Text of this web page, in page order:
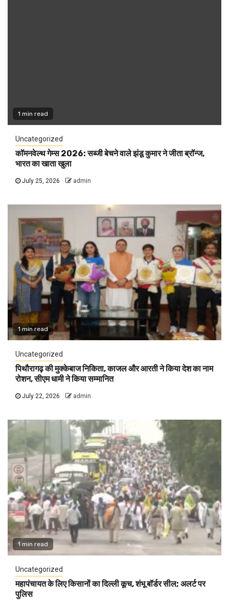
1 min read
Uncategorized
कॉमनवेल्थ गेम्स 2026: सब्जी बेचने वाले झंडू कुमार ने जीता ब्रॉन्ज,
भारत का खाता खुला
July 25, 2026 admin
1 min read
Uncategorized
पिथौरागढ़ की मुक्केबाज निकिता, काजल और आरती ने किया देश का नाम
रोशन, सीएम धामी ने किया सम्मानित
July 22, 2026 admin
1 min read
Uncategorized
महापंचायत के लिए किसानों का दिल्ली कूच, शंभू बॉर्डर सील; अलर्ट पर
पुलिस